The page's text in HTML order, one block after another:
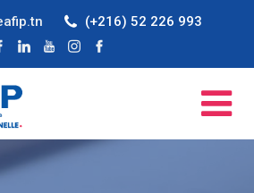
(+216) 52 226 993